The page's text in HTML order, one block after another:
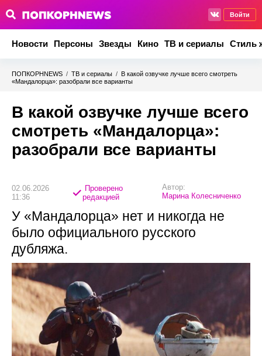
Войти
Новости Персоны Звезды Кино ТВ и сериалы Стиль
ПОПКОРНNEWS / ТВ и сериалы / В какой озвучке лучше всего смотреть
«Мандалорца»: разобрали все варианты
В какой озвучке лучше всего
смотреть «Мандалорца»:
разобрали все варианты
02.06.2026
11:36
Проверено
редакцией
Автор:
Марина Колесниченко
У «Мандалорца» нет и никогда не
было официального русского
дубляжа.